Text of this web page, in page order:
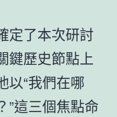
定了本次研討
鍵歷史節點上
以“我們在哪
”這三個焦點命